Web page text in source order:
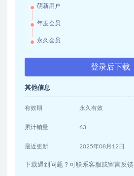
萌新用户
年度会员
永久会员
登录后下载
其他信息
有效期 永久有效
累计销量 63
最近更新 2025年08月12日
下载遇到问题？可联系客服或留言反馈